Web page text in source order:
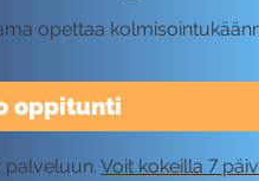
oppitunti
opettaa
palveluun. Voit kokeilla 7